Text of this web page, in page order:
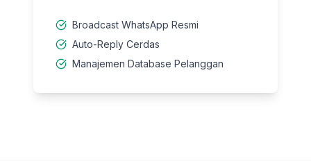
Broadcast WhatsApp Resmi
Auto-Reply Cerdas
Manajemen Database Pelanggan